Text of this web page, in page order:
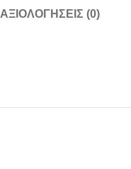
ΑΞΙΟΛΟΓΉΣΕΙΣ (0)